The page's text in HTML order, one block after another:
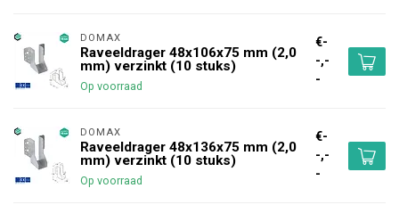
DOMAX
Raveeldrager 48x106x75 mm (2,0
mm) verzinkt (10 stuks)
Op voorraad
€-
-,-
-
DOMAX
Raveeldrager 48x136x75 mm (2,0
mm) verzinkt (10 stuks)
Op voorraad
€-
-,-
-